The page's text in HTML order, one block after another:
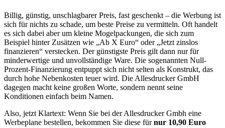
Billig, günstig, unschlagbarer Preis, fast geschenkt – die Werbung ist
sich für nichts zu schade, um beste Preise zu vermitteln. Oft handelt
es sich dabei aber um kleine Mogelpackungen, die sich zum
Beispiel hinter Zusätzen wie „Ab X Euro“ oder „Jetzt zinslos
finanzieren“ verstecken. Der günstigste Preis gilt dann nur für
minderwertige und unvollständige Ware. Die sogenannten Null-
Prozent-Finanzierung entpuppt sich nicht selten als Konstrukt, das
durch hohe Nebenkosten teuer wird. Die Allesdrucker GmbH
dagegen macht keine großen Worte, sondern nennt seine
Konditionen einfach beim Namen.
Also, jetzt Klartext: Wenn Sie bei der Allesdrucker Gmbh eine
Werbeplane bestellen, bekommen Sie diese fürnur 10,90 Euro